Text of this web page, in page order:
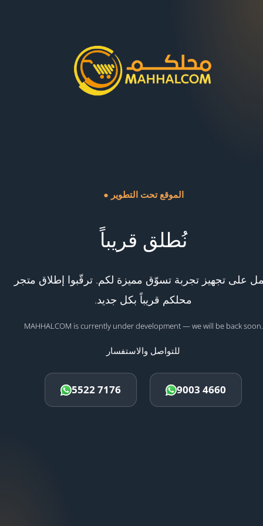
● الموقع تحت التطوير
نُطلق قريباً
على تجهيز تجربة تسوّق مميزة لكم. ترقّبوا إطلاق متجر
محلكم قريباً بكل جديد.
MAHHALCOM is currently under development — we will be back soon.
للتواصل والاستفسار
5522 7176 9003 4660